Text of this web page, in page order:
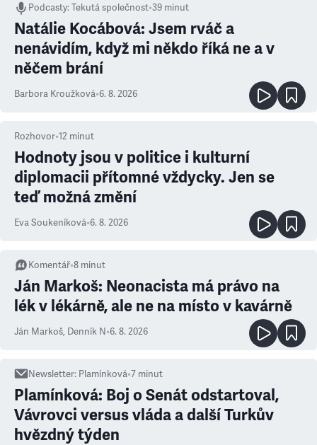
Podcasty:Tekutá společnost•39 minut
Natálie Kocábová: Jsem rváč a
nenávidím, když mi někdo říká ne a v
něčem brání
Barbora Kroužková•6. 8. 2026
Rozhovor•12 minut
Hodnoty jsou v politice i kulturní
diplomacii přítomné vždycky. Jen se
teď možná změní
Eva Soukeníková•6. 8. 2026
Komentář•8 minut
Ján Markoš: Neonacista má právo na
lék v lékárně, ale ne na místo v kavárně
Ján Markoš, Denník N•6. 8. 2026
Newsletter: Plamínková•7 minut
Plamínková: Boj o Senát odstartoval,
Vávrovci versus vláda a další Turkův
hvězdný týden